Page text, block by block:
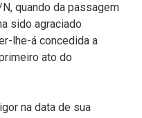
quando da passagem
sido agraciado
lhe-á concedida a
ato do
na data de sua